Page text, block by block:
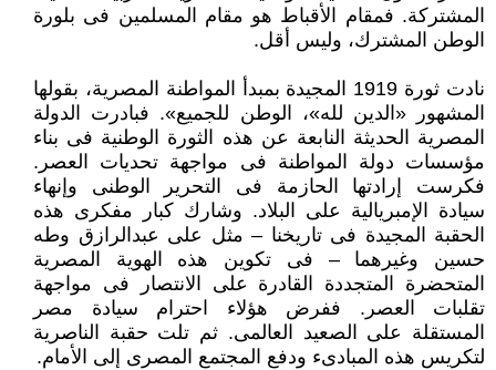
المشتركة. فمقام الأقباط هو مقام المسلمين فى بلورة
الوطن المشترك، وليس أقل.
نادت ثورة 1919 المجيدة بمبدأ المواطنة المصرية، بقولها
المشهور «الدين لله»، الوطن للجميع». فبادرت الدولة
المصرية الحديثة النابعة عن هذه الثورة الوطنية فى بناء
مؤسسات دولة المواطنة فى مواجهة تحديات العصر.
فكرست إرادتها الحازمة فى التحرير الوطنى وإنهاء
سيادة الإمبريالية على البلاد. وشارك كبار مفكرى هذه
الحقبة المجيدة فى تاريخنا – مثل على عبدالرازق وطه
حسين وغيرهما – فى تكوين هذه الهوية المصرية
المتحضرة المتجددة القادرة على الانتصار فى مواجهة
تقلبات العصر. ففرض هؤلاء احترام سيادة مصر
المستقلة على الصعيد العالمى. ثم تلت حقبة الناصرية
لتكريس هذه المبادىء ودفع المجتمع المصرى إلى الأمام.